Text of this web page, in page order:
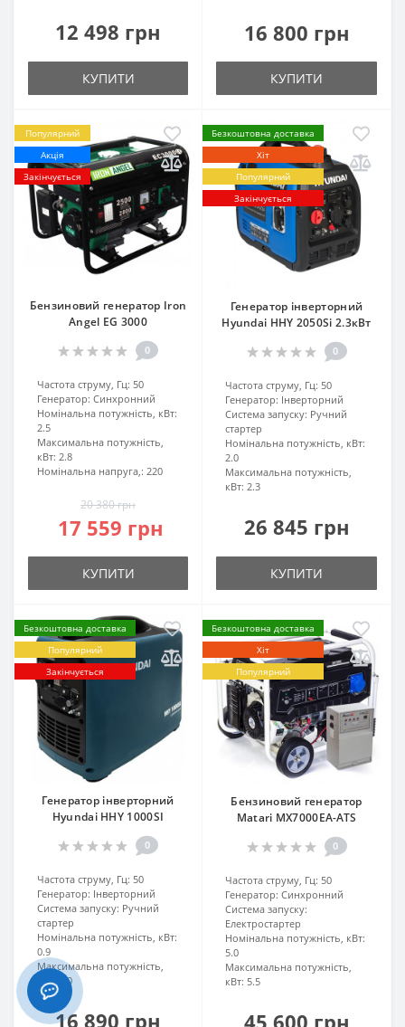
12 498 грн
КУПИТИ
16 800 грн
КУПИТИ
Популярний
Акція
Закінчується
Бензиновий генератор Iron
Angel EG 3000
0
Частота струму, Гц: 50
Генератор: Синхронний
Номінальна потужність, кВт:
2.5
Максимальна потужність,
кВт: 2.8
Номінальна напруга,: 220
20 380 грн
17 559 грн
КУПИТИ
Безкоштовна доставка
Хіт
Популярний
Закінчується
Генератор інверторний
Hyundai HHY 2050Si 2.3кВт
0
Частота струму, Гц: 50
Генератор: Інверторний
Система запуску: Ручний
стартер
Номінальна потужність, кВт:
2.0
Максимальна потужність,
кВт: 2.3
26 845 грн
КУПИТИ
Безкоштовна доставка
Популярний
Закінчується
Генератор інверторний
Hyundai HHY 1000SI
0
Частота струму, Гц: 50
Генератор: Інверторний
Система запуску: Ручний
стартер
Номінальна потужність, кВт:
0.9
Максимальна потужність,
кВт:
1.0
16 890 грн
Безкоштовна доставка
Хіт
Популярний
Бензиновий генератор
Matari MX7000EA-ATS
0
Частота струму, Гц: 50
Генератор: Синхронний
Система запуску:
Електростартер
Номінальна потужність, кВт:
5.0
Максимальна потужність,
кВт: 5.5
45 600 грн